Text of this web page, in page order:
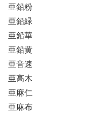
亜鉛粉
亜鉛緑
亜鉛華
亜鉛黄
亜音速
亜高木
亜麻仁
亜麻布